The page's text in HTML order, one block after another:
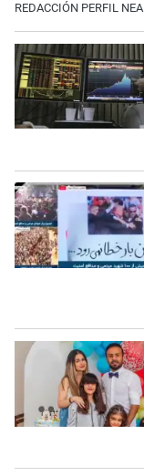
REDACCIÓN PERFIL NEA